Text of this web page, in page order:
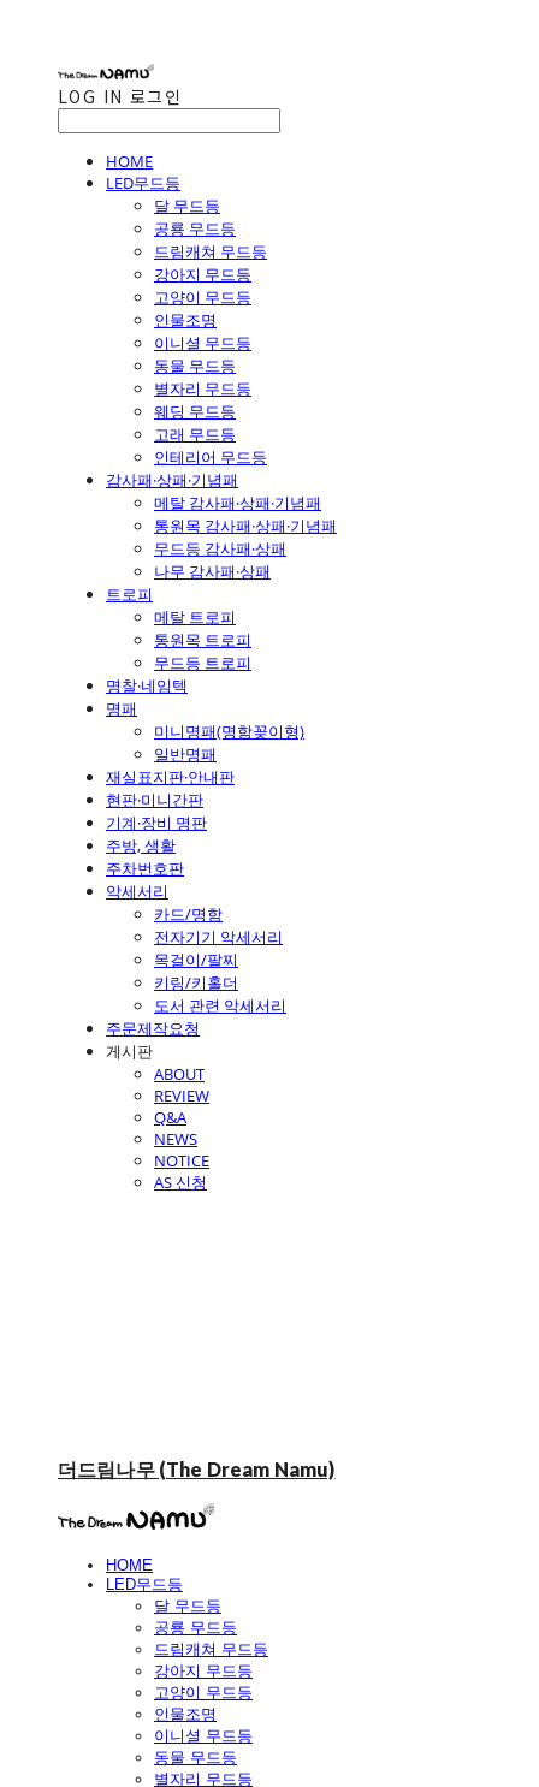
LOG IN 로그인
HOME
LED무드등
달 무드등
공룡 무드등
드림캐쳐 무드등
강아지 무드등
고양이 무드등
인물조명
이니셜 무드등
동물 무드등
별자리 무드등
웨딩 무드등
고래 무드등
인테리어 무드등
감사패·상패·기념패
메탈 감사패·상패·기념패
통원목 감사패·상패·기념패
무드등 감사패·상패
나무 감사패·상패
트로피
메탈 트로피
통원목 트로피
무드등 트로피
명찰·네임텍
명패
미니명패(명함꽂이형)
일반명패
재실표지판·안내판
현판·미니간판
기계·장비 명판
주방, 생활
주차번호판
악세서리
카드/명함
전자기기 악세서리
목걸이/팔찌
키링/키홀더
도서 관련 악세서리
주문제작요청
게시판
ABOUT
REVIEW
Q&A
NEWS
NOTICE
AS 신청
더드림나무 (The Dream Namu)
HOME
LED무드등
달 무드등
공룡 무드등
드림캐쳐 무드등
강아지 무드등
고양이 무드등
인물조명
이니셜 무드등
동물 무드등
별자리 무드등